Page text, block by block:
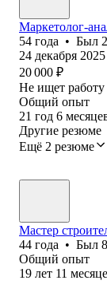
Маркетолог-
54 года • Был
24 декабря 2025
20 000 ₽
Не ищет работу
Общий опыт
21 год 6
Другие резюме
Ещё 2 резюме
Мастер
44 года • Был
Общий опыт
19 лет 11